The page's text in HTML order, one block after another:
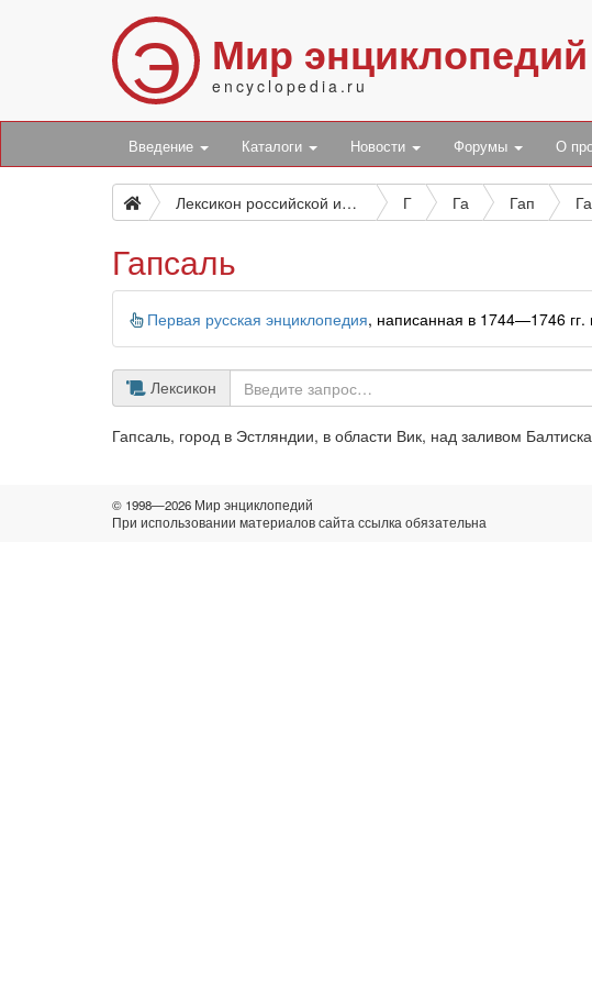
Э Мир энциклопедий
encyclopedia.ru
Введение Каталоги Новости Форумы О
Лексикон российской исторической, географической, политической и гражданской Г Га Гап
Гапсаль
Информация
Первая русская энциклопедия, написанная в 1744—1746 гг.
Лексикон
Гапсаль, город в Эстляндии, в области Вик, над заливом
© 1998—2026 Мир энциклопедий
При использовании материалов сайта ссылка обязательна